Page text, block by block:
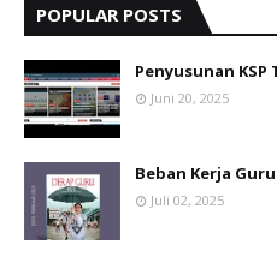
POPULAR POSTS
Penyusunan KSP
Juni 20, 2025
Beban Kerja
Juli 02, 2025